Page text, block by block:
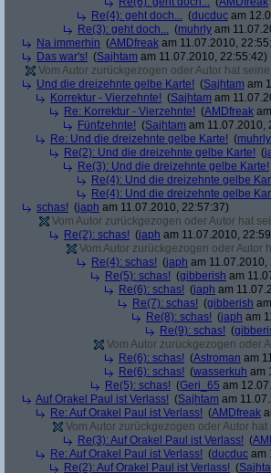
Re(4): geht doch... (ducduc am
Re(3): geht doch... (muhrly am
Na immerhin (AMDfreak am 11.07.2010,
Das war's! (Sajhtam am 11.07.2010, 22:55:42)
Vom Autor zurückgezogen oder Autor hat
Und die dreizehnte gelbe Karte! (Sajhtam am
Korrektur - Vierzehnte! (Sajhtam am
Re: Korrektur - Vierzehnte! (AMDfreak
Fünfzehnte! (Sajhtam am 11.07.2010,
Re: Und die dreizehnte gelbe Karte! (muhrly
Re(2): Und die dreizehnte gelbe Karte! (
Re(3): Und die dreizehnte gelbe Karte!
Re(4): Und die dreizehnte gelbe
Re(4): Und die dreizehnte gelbe
schas! (japh am 11.07.2010, 22:57:37)
Vom Autor zurückgezogen oder Autor hat
Re(2): schas! (japh am 11.07.2010,
Vom Autor zurückgezogen oder Autor
Re(4): schas! (japh am 11.07.2010,
Re(5): schas! (gibberish am
Re(6): schas! (japh am
Re(7): schas! (gibberish
Re(8): schas! (japh am
Re(9): schas! (
Vom Autor zurückgezogen oder
Re(6): schas! (Astroman am
Re(6): schas! (wasserkuh am
Re(5): schas! (Geri_65 am
Auf Orakel Paul ist Verlass! (Sajhtam am
Re: Auf Orakel Paul ist Verlass! (AMDfreak
Vom Autor zurückgezogen oder Autor
Re(3): Auf Orakel Paul ist Verlass! (
Re: Auf Orakel Paul ist Verlass! (ducduc am
Re(2): Auf Orakel Paul ist Verlass! (